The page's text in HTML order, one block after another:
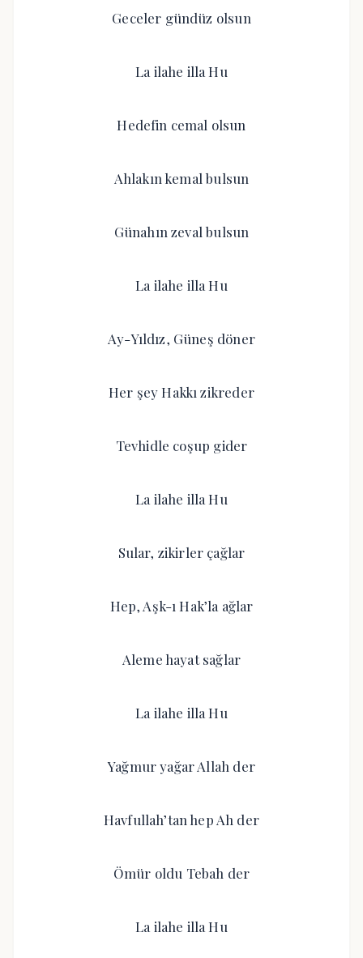
Geceler gündüz olsun
La ilahe illa Hu
Hedefin cemal olsun
Ahlakın kemal bulsun
Günahın zeval bulsun
La ilahe illa Hu
Ay-Yıldız, Güneş döner
Her şey Hakkı zikreder
Tevhidle coşup gider
La ilahe illa Hu
Sular, zikirler çağlar
Hep, Aşk-ı Hak’la ağlar
Aleme hayat sağlar
La ilahe illa Hu
Yağmur yağar Allah der
Havfullah’tan hep Ah der
Ömür oldu Tebah der
La ilahe illa Hu